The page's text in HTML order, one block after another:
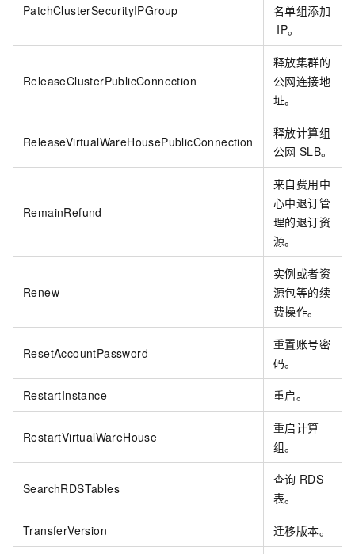
PatchClusterSecurityIPGroup
名单组添加
IP。
ReleaseClusterPublicConnection
释放集群的
公网连接地
址。
ReleaseVirtualWareHousePublicConnection
释放计算组
公网 SLB。
RemainRefund
来自费用中
心中退订管
理的退订资
源。
Renew
实例或者资
源包等的续
费操作。
ResetAccountPassword
重置账号密
码。
RestartInstance 重启。
RestartVirtualWareHouse
重启计算
组。
SearchRDSTables
查询 RDS
表。
TransferVersion 迁移版本。